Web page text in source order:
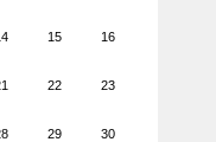
15 16
22 23
29 30